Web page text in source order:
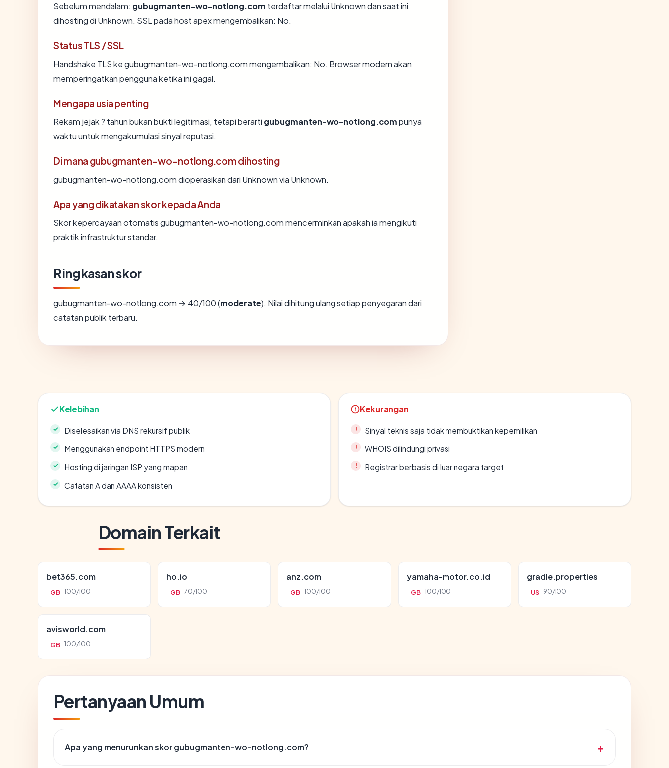
Sebelum mendalam: gubugmanten-wo-notlong.com terdaftar melalui Unknown dan saat ini
dihosting di Unknown. SSL pada host apex mengembalikan: No.
Status TLS / SSL
Handshake TLS ke gubugmanten-wo-notlong.com mengembalikan: No. Browser modern akan
memperingatkan pengguna ketika ini gagal.
Mengapa usia penting
Rekam jejak ? tahun bukan bukti legitimasi, tetapi berarti gubugmanten-wo-notlong.compunya
waktu untuk mengakumulasi sinyal reputasi.
Di mana gubugmanten-wo-notlong.com dihosting
gubugmanten-wo-notlong.com dioperasikan dari Unknown via Unknown.
Apa yang dikatakan skor kepada Anda
Skor kepercayaan otomatis gubugmanten-wo-notlong.com mencerminkan apakah ia mengikuti
praktik infrastruktur standar.
Ringkasan skor
gubugmanten-wo-notlong.com → 40/100 (moderate). Nilai dihitung ulang setiap penyegaran dari
catatan publik terbaru.
Kelebihan
Diselesaikan via DNS rekursif publik
Menggunakan endpoint HTTPS modern
Hosting di jaringan ISP yang mapan
Catatan A dan AAAA konsisten
Kekurangan
Sinyal teknis saja tidak membuktikan kepemilikan
WHOIS dilindungi privasi
Registrar berbasis di luar negara target
Domain Terkait
bet365.com
GB 100/100
ho.io
GB 70/100
anz.com
GB 100/100
yamaha-motor.co.id
GB 100/100
gradle.properties
US 90/100
avisworld.com
GB 100/100
Pertanyaan Umum
Apa yang menurunkan skor gubugmanten-wo-notlong.com?